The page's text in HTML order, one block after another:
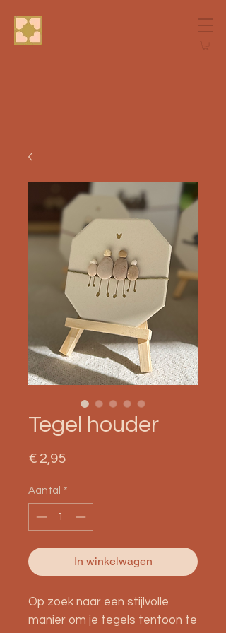
Tegel houder
€ 2,95Prijs
Aantal *
In winkelwagen
Op zoek naar een stijlvolle
manier om je tegels tentoon te